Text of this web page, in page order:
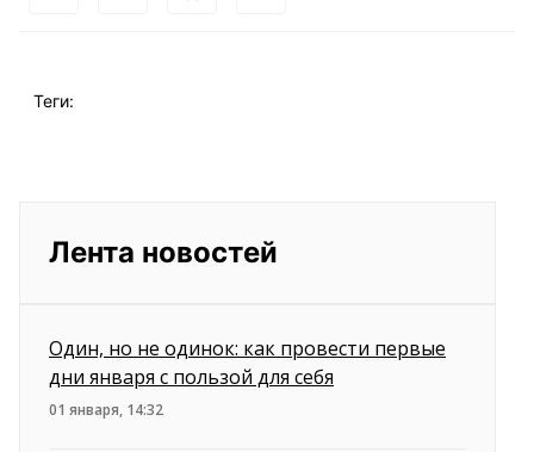
Теги:
Лента новостей
Один, но не одинок: как провести первые
дни января с пользой для себя
01 января, 14:32